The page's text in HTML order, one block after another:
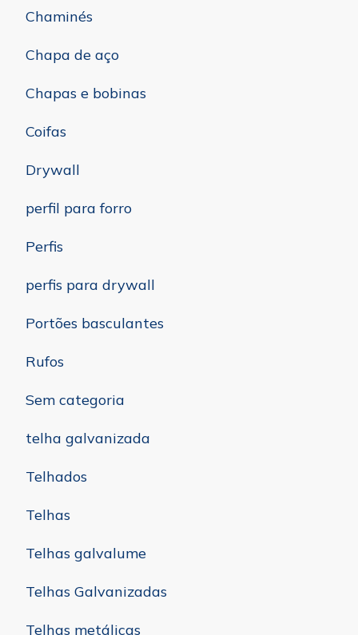
Chaminés
Chapa de aço
Chapas e bobinas
Coifas
Drywall
perfil para forro
Perfis
perfis para drywall
Portões basculantes
Rufos
Sem categoria
telha galvanizada
Telhados
Telhas
Telhas galvalume
Telhas Galvanizadas
Telhas metálicas